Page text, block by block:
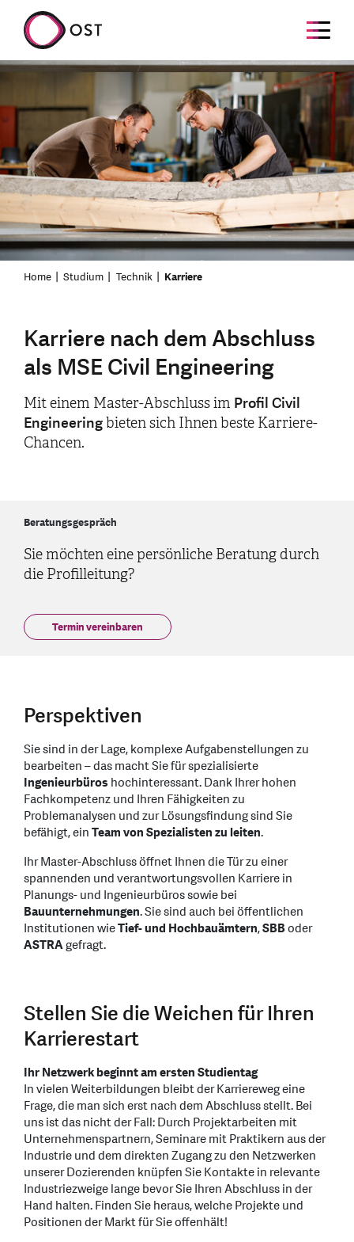
Home Studium Technik Karriere
Karriere nach dem Abschluss
als MSE Civil Engineering
Mit einem Master-Abschluss im Profil Civil
Engineeringbieten sich Ihnen beste Karriere-
Chancen.
Beratungsgespräch
Sie möchten eine persönliche Beratung durch
die Profilleitung?
Termin vereinbaren
Perspektiven
Sie sind in der Lage, komplexe Aufgabenstellungen zu
bearbeiten – das macht Sie für spezialisierte
Ingenieurbüros hochinteressant. Dank Ihrer hohen
Fachkompetenz und Ihren Fähigkeiten zu
Problemanalysen und zur Lösungsfindung sind Sie
befähigt, einTeam von Spezialisten zu leiten.
Ihr Master-Abschluss öffnet Ihnen die Tür zu einer
spannenden und verantwortungsvollen Karriere in
Planungs- und Ingenieurbüros sowie bei
Bauunternehmungen. Sie sind auch bei öffentlichen
Institutionen wieTief- und Hochbauämtern,SBBoder
ASTRAgefragt.
Stellen Sie die Weichen für Ihren
Karrierestart
Ihr Netzwerk beginnt am ersten Studientag
In vielen Weiterbildungen bleibt der Karriereweg eine
Frage, die man sich erst nach dem Abschluss stellt. Bei
uns ist das nicht der Fall: Durch Projektarbeiten mit
Unternehmenspartnern, Seminare mit Praktikern aus der
Industrie und dem direkten Zugang zu den Netzwerken
unserer Dozierenden knüpfen Sie Kontakte in relevante
Industriezweige lange bevor Sie Ihren Abschluss in der
Hand halten. Finden Sie heraus, welche Projekte und
Positionen der Markt für Sie offenhält!